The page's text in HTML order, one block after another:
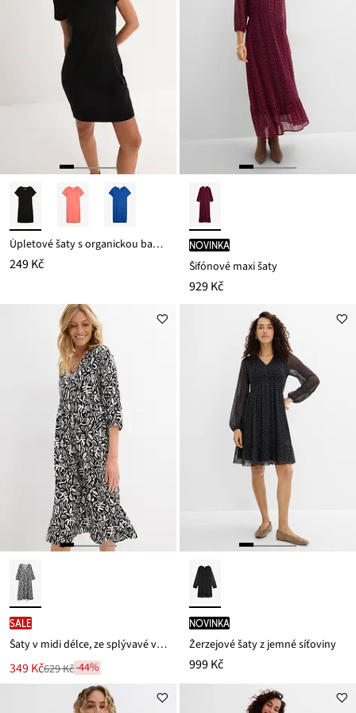
Úpletové šaty s organickou bavlnou se strečem
249 Kč
novinka
Šifónové maxi šaty
929 Kč
SALE
Šaty v midi délce, ze splývavé viskózy
Nová
cena
349 Kč
Zlevněno629 Kč-44%
novinka
Žerzejové šaty z jemné síťoviny
999 Kč